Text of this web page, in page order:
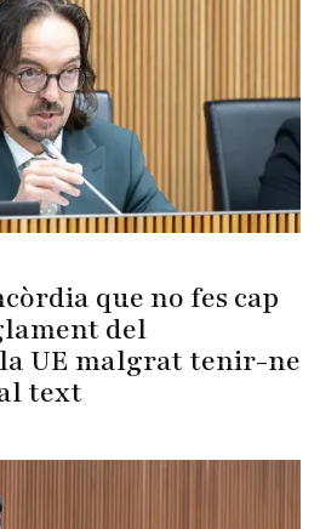
que no fes cap
del
UE malgrat tenir-ne
text